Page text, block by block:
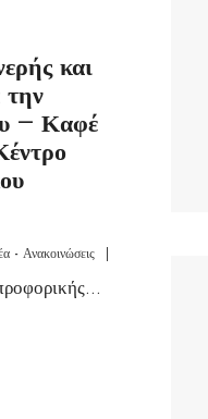
και
– Καφέ
- Ανακοινώσεις |
...